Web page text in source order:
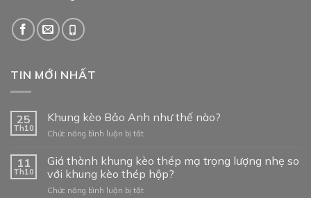
TIN MỚI NHẤT
25
Th10
Khung kèo Bảo Anh như thế nào?
Chức năng bình luận bị tắtở
kèo
Bảo
Anh
như
11
Th10
Giá thành khung kèo thép mạ trọng lượng nhẹ so
với khung kèo thép hộp?
Chức năng bình luận bị tắtở